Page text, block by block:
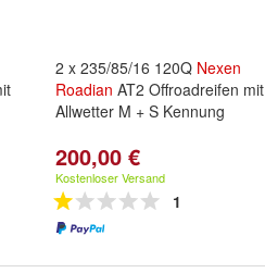
2 x 235/85/16 120Q Nexen
Roadian AT2 Offroadreifen mit
Allwetter M + S Kennung
200,00 €
Kostenloser Versand
1